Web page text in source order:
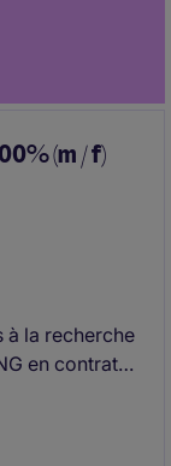
(m / f)
à la recherche
en contrat
le
de la